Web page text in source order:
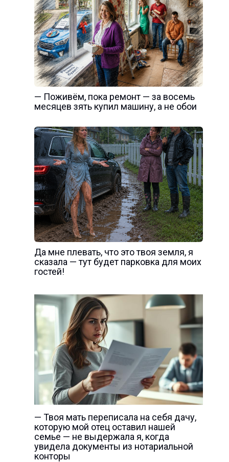
— Поживём, пока ремонт — за восемь
месяцев зять купил машину, а не обои
Да мне плевать, что это твоя земля, я
сказала — тут будет парковка для моих
гостей!
— Твоя мать переписала на себя дачу,
которую мой отец оставил нашей
семье — не выдержала я, когда
увидела документы из нотариальной
конторы